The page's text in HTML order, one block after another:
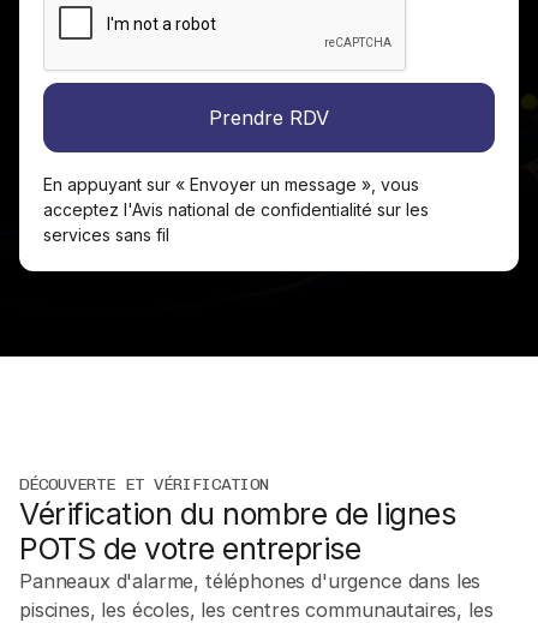
En appuyant sur « Envoyer un message », vous
acceptez l'Avis national de confidentialité sur les
services sans fil
DÉCOUVERTE ET VÉRIFICATION
Vérification du nombre de lignes
POTS de votre entreprise
Panneaux d'alarme, téléphones d'urgence dans les
piscines, les écoles, les centres communautaires, les